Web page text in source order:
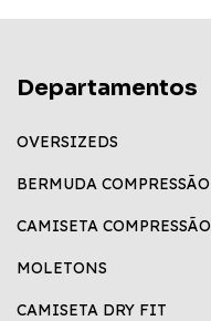
Departamentos
OVERSIZEDS
BERMUDA COMPRESSÃO
CAMISETA COMPRESSÃO
MOLETONS
CAMISETA DRY FIT